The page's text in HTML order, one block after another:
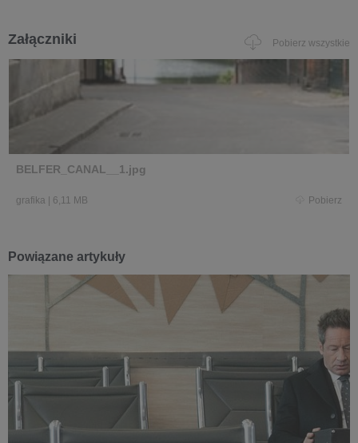
Załączniki Pobierz wszystkie
BELFER_CANAL__1.jpg
grafika 6,11 MB Pobierz
Powiązane artykuły